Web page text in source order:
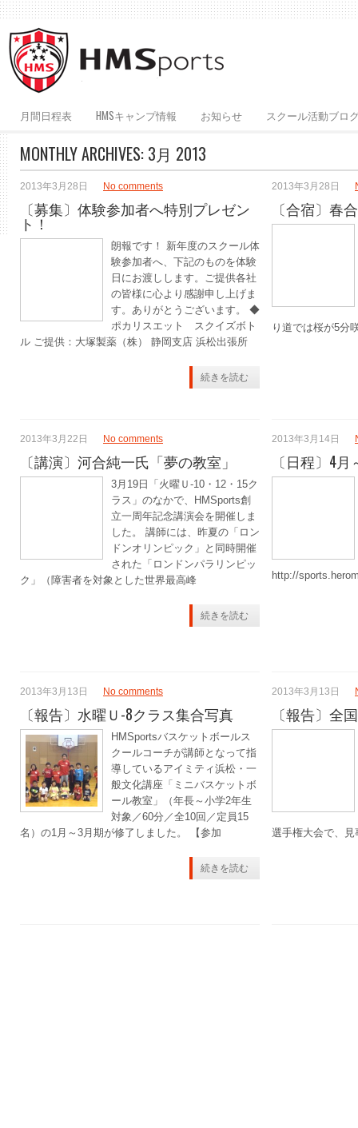
月間日程表 HMSキャンプ情報 お知らせ スクール活動ブロ
MONTHLY ARCHIVES: 3月 2013
2013年3月28日 No comments
〔募集〕体験参加者へ特別プレゼン
ト！
朗報です！ 新年度のスクール体
験参加者へ、下記のものを体験
日にお渡しします。ご提供各社
の皆様に心より感謝申し上げま
す。ありがとうございます。 ◆
ポカリスエット スクイズボト
ル ご提供：大塚製薬（株） 静岡支店 浜松出張所
続きを読む
2013年3月28日
〔合宿〕春
り道では桜が5分
2013年3月22日 No comments
〔講演〕河合純一氏「夢の教室」
3月19日「火曜Ｕ-10・12・15ク
ラス」のなかで、HMSports創
立一周年記念講演会を開催しま
した。 講師には、昨夏の「ロン
ドンオリンピック」と同時開催
された「ロンドンパラリンピッ
ク」（障害者を対象とした世界最高峰
続きを読む
2013年3月14日
〔日程〕4
http://
2013年3月13日 No comments
〔報告〕水曜Ｕ-8クラス集合写真
HMSportsバスケットボールス
クールコーチが講師となって指
導しているアイミティ浜松・一
般文化講座「ミニバスケットボ
ール教室」（年長～小学2年生
対象／60分／全10回／定員15
名）の1月～3月期が修了しました。 【参加
続きを読む
2013年3月13日
〔報告〕全
選手権大会で、